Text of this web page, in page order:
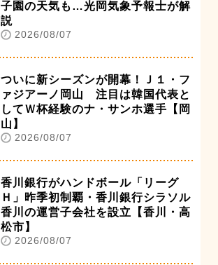
子園の天気も…光岡気象予報士が解
説
2026/08/07
ついに新シーズンが開幕！Ｊ１・フ
ァジアーノ岡山 注目は韓国代表と
してＷ杯経験のナ・サンホ選手【岡
山】
2026/08/07
香川銀行がハンドボール「リーグ
Ｈ」昨季初制覇・香川銀行シラソル
香川の運営子会社を設立【香川・高
松市】
2026/08/07